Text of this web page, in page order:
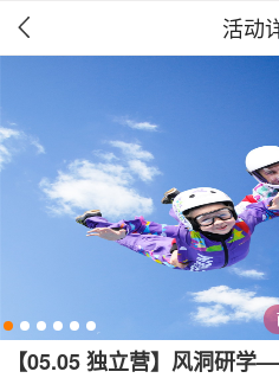
 活动
【05.05 独立营】风洞研